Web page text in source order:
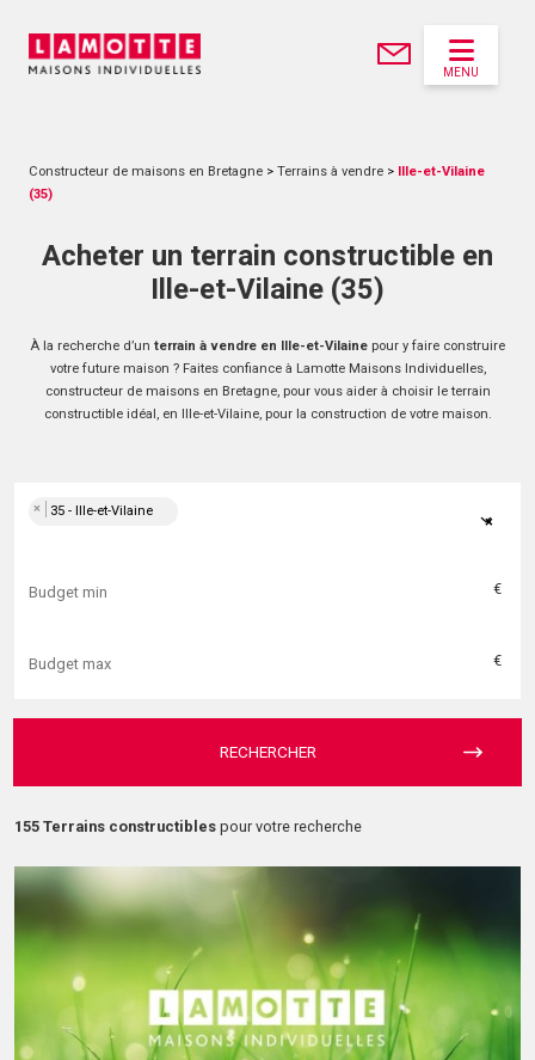
MENU
Constructeur de maisons en Bretagne > Terrains à vendre > Ille-et-Vilaine
(35)
Acheter un terrain constructible en
Ille-et-Vilaine (35)
À la recherche d’un terrain à vendre en Ille-et-Vilaine pour y faire construire
votre future maison ? Faites confiance à Lamotte Maisons Individuelles,
constructeur de maisons en Bretagne, pour vous aider à choisir le terrain
constructible idéal, en Ille-et-Vilaine, pour la construction de votre maison.
×
× 35 - Ille-et-Vilaine
€
€
RECHERCHER
155 Terrains constructibles pour votre recherche